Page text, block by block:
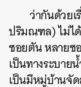
ว่ากันด้วยเ
ปริมณฑล) ไม่ไ
ซอยตัน หลายซ
เป็นทางระบาย
เป็นมีหมู่บ้านจั